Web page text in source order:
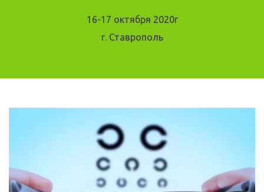
16-17 октября 2020г
г. Ставрополь